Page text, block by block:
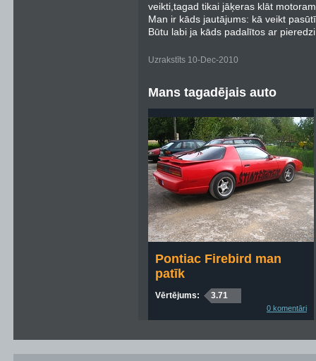
veikti,tagad tikai jāķeras klāt
Man ir kāds jautājums: kā veikt
Būtu labi ja kāds padalītos ar
Uzrakstīts 10-Dec-2010
Mans tagadējais auto
Pontiac Firebird man
patīk
Vērtējums: 3.71
0 komentāri